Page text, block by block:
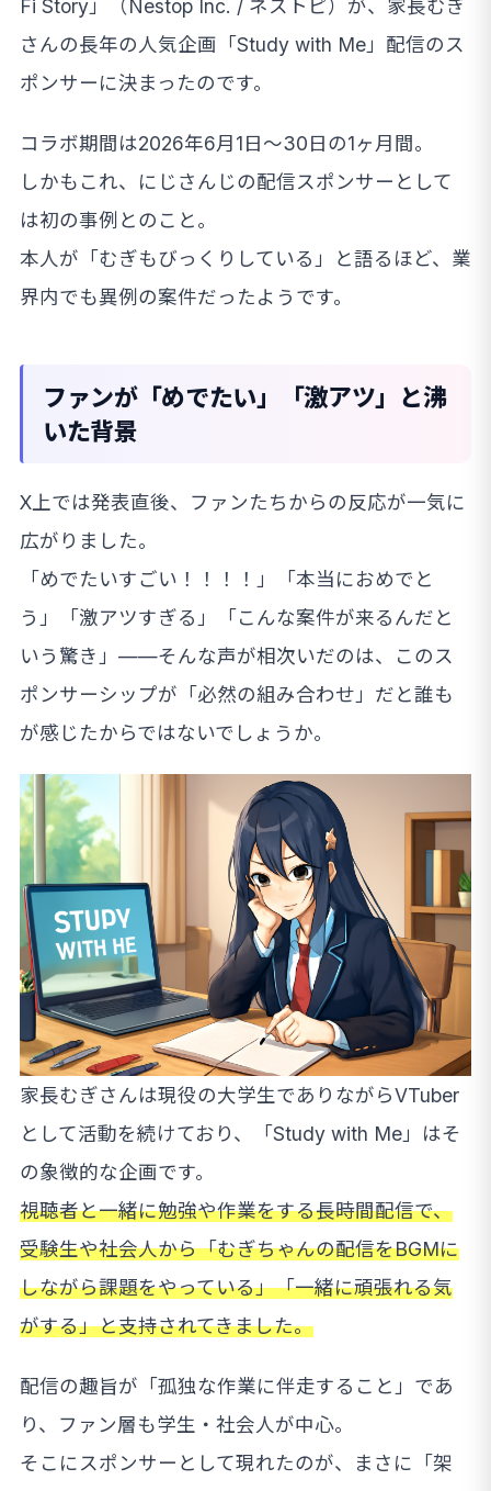
Fi Story」（Nestop Inc. / ネストピ）が、家長むぎ
さんの長年の人気企画「Study with Me」配信のス
ポンサーに決まったのです。
コラボ期間は2026年6月1日〜30日の1ヶ月間。
しかもこれ、にじさんじの配信スポンサーとして
は初の事例とのこと。
本人が「むぎもびっくりしている」と語るほど、業
界内でも異例の案件だったようです。
ファンが「めでたい」「激アツ」と沸
いた背景
X上では発表直後、ファンたちからの反応が一気に
広がりました。
「めでたいすごい！！！！」「本当におめでと
う」「激アツすぎる」「こんな案件が来るんだと
いう驚き」——そんな声が相次いだのは、このス
ポンサーシップが「必然の組み合わせ」だと誰も
が感じたからではないでしょうか。
家長むぎさんは現役の大学生でありながらVTuber
として活動を続けており、「Study with Me」はそ
の象徴的な企画です。
視聴者と一緒に勉強や作業をする長時間配信で、
受験生や社会人から「むぎちゃんの配信をBGMに
しながら課題をやっている」「一緒に頑張れる気
がする」と支持されてきました。
配信の趣旨が「孤独な作業に伴走すること」であ
り、ファン層も学生・社会人が中心。
そこにスポンサーとして現れたのが、まさに「架